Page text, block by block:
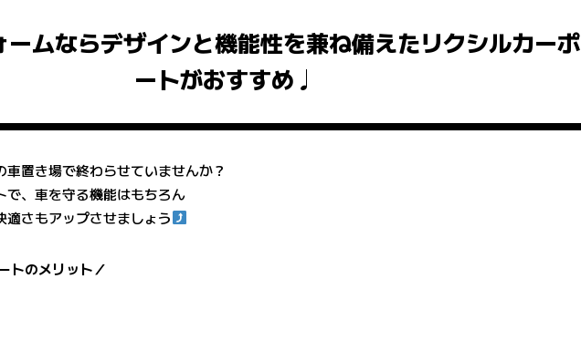
ームならデザインと機能性を兼ね備えたリクシルカーポ
ートがおすすめ♩
置き場で終わらせていませんか？
で、車を守る機能はもちろん
適さもアップさせましょう
のメリット／